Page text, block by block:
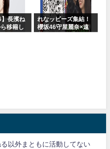
】長濱ね
移籍し
れなッピーズ集結！
櫻坂46守屋麗奈×遠
以外まともに活動してない